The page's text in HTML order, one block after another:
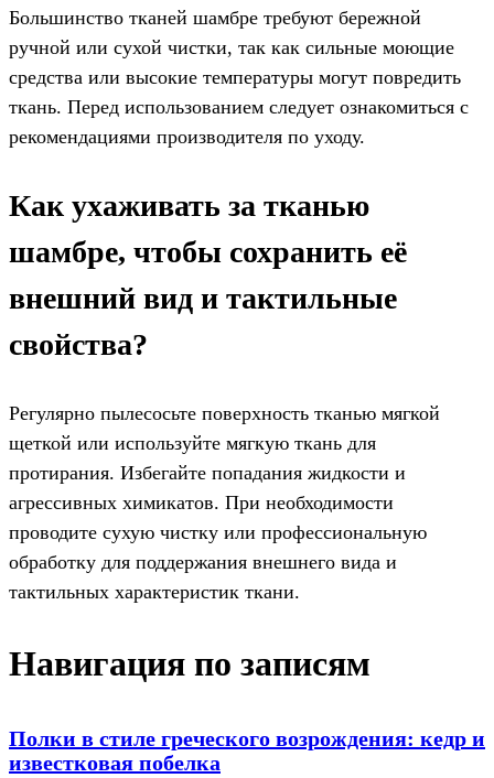
Большинство тканей шамбре требуют бережной
ручной или сухой чистки, так как сильные моющие
средства или высокие температуры могут повредить
ткань. Перед использованием следует ознакомиться с
рекомендациями производителя по уходу.
Как ухаживать за тканью
шамбре, чтобы сохранить её
внешний вид и тактильные
свойства?
Регулярно пылесосьте поверхность тканью мягкой
щеткой или используйте мягкую ткань для
протирания. Избегайте попадания жидкости и
агрессивных химикатов. При необходимости
проводите сухую чистку или профессиональную
обработку для поддержания внешнего вида и
тактильных характеристик ткани.
Навигация по записям
Полки в стиле греческого возрождения: кедр и
известковая побелка